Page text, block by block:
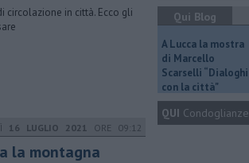
circolazione in città. Ecco gli
16 LUGLIO 2021 ORE 09:12
la montagna
Qui Blog
A Lucca la mostra
di Marcello
Scarselli “Dialoghi
con la città"
QUI Condoglianze